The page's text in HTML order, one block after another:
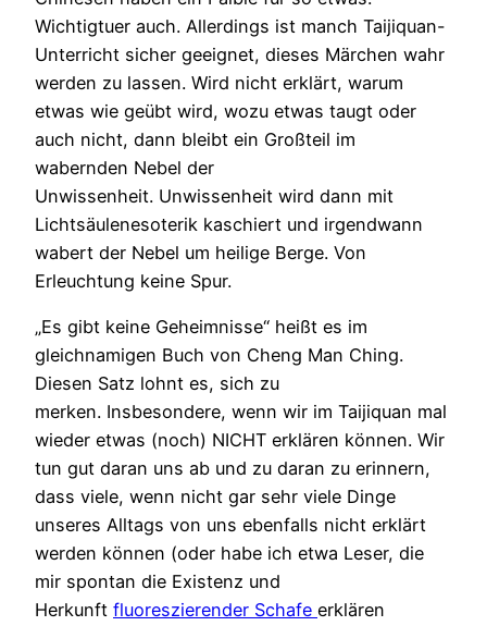
Wichtigtuer auch. Allerdings ist manch Taijiquan-
Unterricht sicher geeignet, dieses Märchen wahr
werden zu lassen. Wird nicht erklärt, warum
etwas wie geübt wird, wozu etwas taugt oder
auch nicht, dann bleibt ein Großteil im
wabernden Nebel der
Unwissenheit. Unwissenheit wird dann mit
Lichtsäulenesoterik kaschiert und irgendwann
wabert der Nebel um heilige Berge. Von
Erleuchtung keine Spur.
„Es gibt keine Geheimnisse“ heißt es im
gleichnamigen Buch von Cheng Man Ching.
Diesen Satz lohnt es, sich zu
merken. Insbesondere, wenn wir im Taijiquan mal
wieder etwas (noch) NICHT erklären können. Wir
tun gut daran uns ab und zu daran zu erinnern,
dass viele, wenn nicht gar sehr viele Dinge
unseres Alltags von uns ebenfalls nicht erklärt
werden können (oder habe ich etwa Leser, die
mir spontan die Existenz und
Herkunft fluoreszierender Schafe erklären